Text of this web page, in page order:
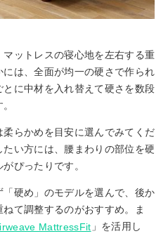
ットレスの寝心地を左右する重
は、全面が均一の硬さで作られ
に中材を入れ替えて硬さを数段
らかめを目安に選んでみてくだ
い方には、腰まわりの部位を硬
ぴったりです。
硬め」のモデルを選んで、後か
て調整するのがおすすめ。ま
MattressFit 」を活用し